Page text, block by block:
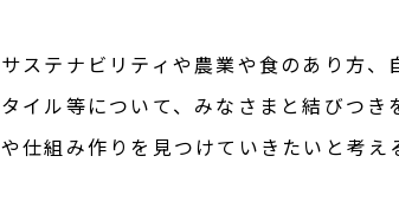
サステナビリティや農業や食のあり方
タイル等について、みなさまと結びつ
や仕組み作りを見つけていきたいと考え